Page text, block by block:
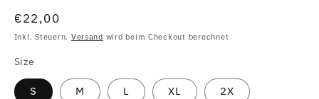
Normaler
Preis
€22,00
Inkl. Steuern. Versand wird beim Checkout berechnet
Size
S M L XL 2X